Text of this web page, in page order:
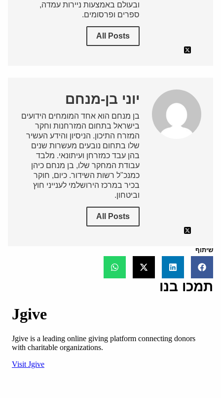
ובעולם באמצעות ניירות עמדה,
ספרים ופרסומים.
All Posts
יוני בן-מנחם
בן מנחם הוא אחד המומחים הידועים
בישראל בתחום המזרחנות וחקר
המזרח התיכון. הניסיון והידע העשיר
שלו בתחום נובעים מעשרות שנים
בהן עבד כמזרחן ועיתונאי. מלבד
עבודת המחקר שלו, בן מנחם כיהן
כמנכ"ל רשות השידור. כיום, חוקר
בכיר במרכז הירושלמי לענייני חוץ
וביטחון.
All Posts
שיתוף
תמכו בנו